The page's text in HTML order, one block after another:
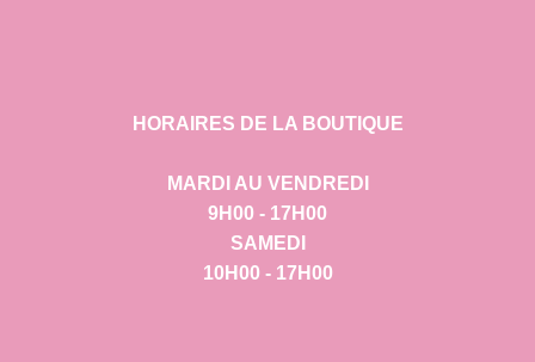
HORAIRES DE LA BOUTIQUE
MARDI AU VENDREDI
9H00 - 17H00
SAMEDI
10H00 - 17H00